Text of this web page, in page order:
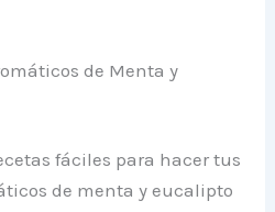
de Menta y
fáciles para hacer tus
de menta y eucalipto